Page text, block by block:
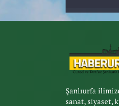
Şanlıurfa
sanat, siyaset,